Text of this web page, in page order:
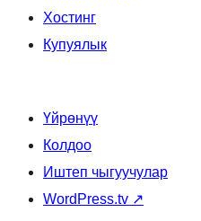
Хостинг
Купуялык
Үйрөнүү
Колдоо
Иштеп чыгуучулар
WordPress.tv ↗